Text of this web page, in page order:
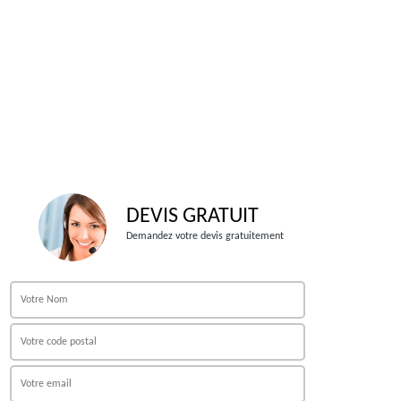
DEVIS GRATUIT
Demandez votre devis gratuitement